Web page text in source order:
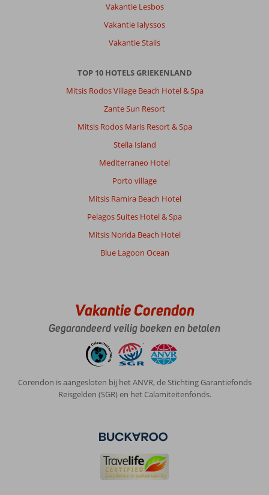
Vakantie Lesbos
Vakantie Ialyssos
Vakantie Stalis
TOP 10 HOTELS GRIEKENLAND
Mitsis Rodos Village Beach Hotel & Spa
Zante Sun Resort
Mitsis Rodos Maris Resort & Spa
Stella Island
Mediterraneo Hotel
Porto village
Mitsis Ramira Beach Hotel
Pelagos Suites Hotel & Spa
Mitsis Norida Beach Hotel
Blue Lagoon Ocean
Vakantie Corendon
Gegarandeerd veilig boeken en betalen
Corendon is aangesloten bij het ANVR, de Stichting Garantiefonds
Reisgelden (SGR) en het Calamiteitenfonds.